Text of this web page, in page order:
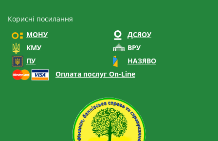
Корисні посилання
МОНУ
ДСЯОУ
КМУ
ВРУ
ПУ
НАЗЯВО
Оплата послуг On-Line